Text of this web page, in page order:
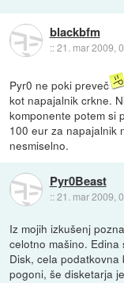
blackbfm
::21. mar 2009,
Pyr0 ne poki preveč
kot napajalnik crkne.
komponente potem si
100 eur za napajalnik
nesmiselno.
Pyr0Beast
::21. mar 2009,
Iz mojih izkušenj
celotno mašino.
Disk, cela
pogoni, še disketarja